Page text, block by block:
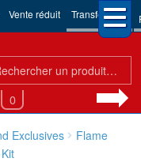
Vente réduit Transformers
0
Exclusives
Flame